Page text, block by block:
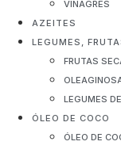
VINAGRES
AZEITES
LEGUMES,
FRUTAS
LEGUMES
ÓLEO DE COCO
ÓLEO DE